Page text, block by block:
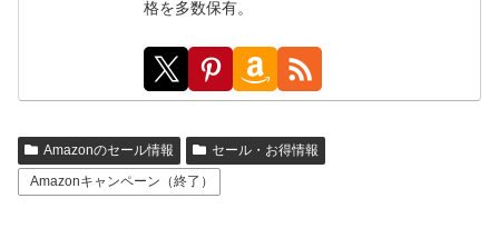
格を多数保有。
Amazonのセール情報
セール・お得情報
Amazonキャンペーン（終了）